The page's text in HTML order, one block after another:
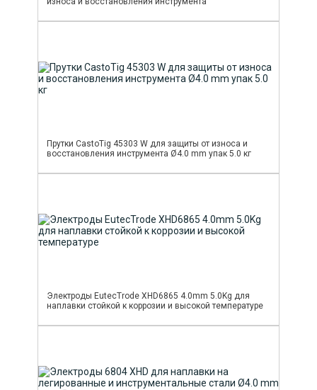
Прутки CastoTig 45303 W для защиты от износа и
восстановления инструмента Ø4.0 mm упак 5.0 кг
Электроды EutecTrode XHD6865 4.0mm 5.0Kg для
наплавки стойкой к коррозии и высокой температуре